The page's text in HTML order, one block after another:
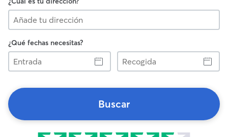
¿Qué fechas necesitas?
Entrada
Recogida
Buscar